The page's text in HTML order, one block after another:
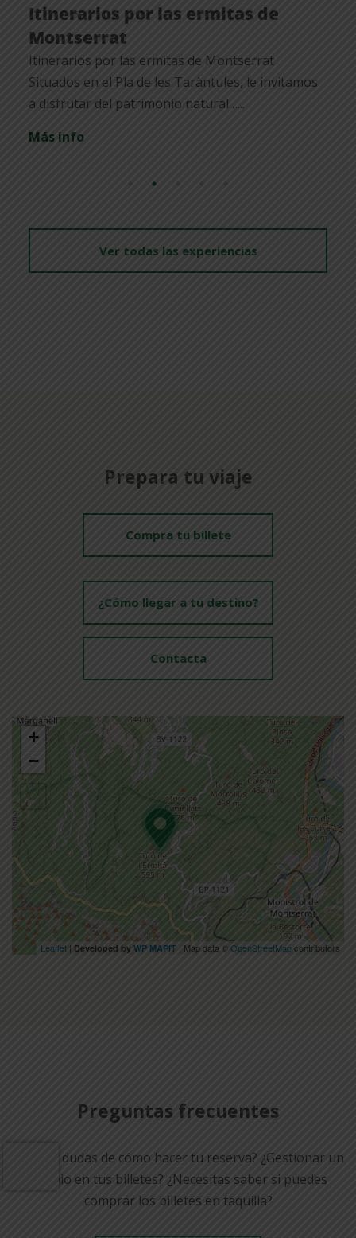
Itinerarios por las ermitas de
Montserrat
Itinerarios por las ermitas de Montserrat
Situados en el Pla de les Taràntules, le invitamos
a disfrutar del patrimonio natural…...
Más info
Ver todas las experiencias
Prepara tu viaje
Compra tu billete
¿Cómo llegar a tu destino?
Contacta
+
−
Leaflet | Developed by WP MAPIT | Map data ©OpenStreetMapcontributors
Preguntas frecuentes
¿Tienes dudas de cómo hacer tu reserva? ¿Gestionar un
cambio en tus billetes? ¿Necesitas saber si puedes
comprar los billetes en taquilla?